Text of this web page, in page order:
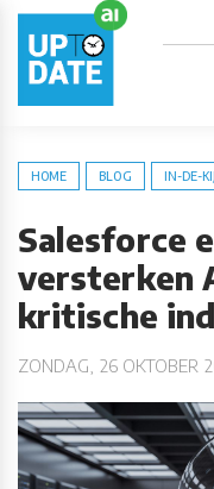
HOME BLOG IN-DE-
Salesforce
versterken
kritische
ZONDAG, 26 OKTOBER